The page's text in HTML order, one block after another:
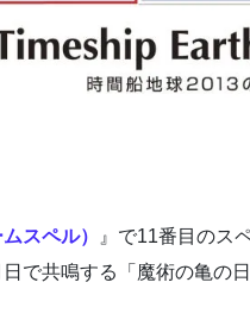
スペル）
』で11番目のス
で共鳴する「魔術の亀の